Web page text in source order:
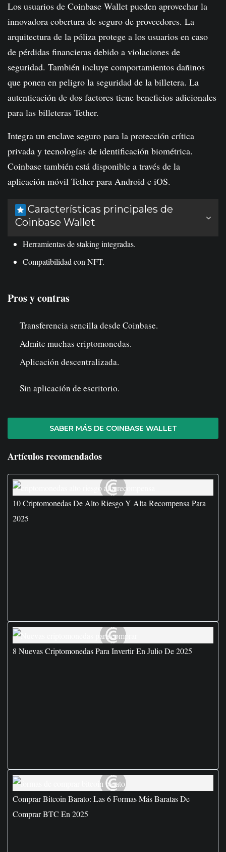
Los usuarios de Coinbase Wallet pueden aprovechar la
innovadora cobertura de seguro de proveedores. La
arquitectura de la póliza protege a los usuarios en caso
de pérdidas financieras debido a violaciones de
seguridad. También incluye comportamientos dañinos
que ponen en peligro la seguridad de la billetera. La
autenticación de dos factores tiene beneficios adicionales
para las billeteras Tether.
Integra un enclave seguro para la protección crítica
privada y tecnologías de identificación biométrica.
Coinbase también está disponible a través de la
aplicación móvil Tether para Android e iOS.
Características principales de
Coinbase Wallet
Herramientas de staking integradas.
Compatibilidad con NFT.
Pros y contras
Transferencia sencilla desde Coinbase.
Admite muchas criptomonedas.
Aplicación descentralizada.
Sin aplicación de escritorio.
SABER MÁS DE COINBASE WALLET
Artículos recomendados
10 Criptomonedas De Alto Riesgo Y Alta Recompensa Para
2025
8 Nuevas Criptomonedas Para Invertir En Julio De 2025
Comprar Bitcoin Barato: Las 6 Formas Más Baratas De
Comprar BTC En 2025